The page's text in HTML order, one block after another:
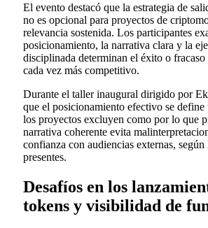
El evento destacó que la estrategia de
no es opcional para proyectos de
relevancia sostenida. Los participantes
posicionamiento, la narrativa clara y la
disciplinada determinan el éxito o fracaso
cada vez más competitivo.
Durante el taller inaugural dirigido por
que el posicionamiento efectivo se
los proyectos excluyen como por lo que
narrativa coherente evita
confianza con audiencias externas, según
presentes.
Desafíos en los
tokens y visibilidad de